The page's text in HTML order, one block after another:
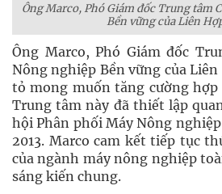
Ông Marco, Phó Giám đốc Trung tâm
Bền vững của Liên
Ông Marco, Phó Giám đốc
Nông nghiệp Bền vững của Liên
tỏ mong muốn tăng cường hợp
Trung tâm này đã thiết lập
hội Phân phối Máy Nông
2013. Marco cam kết tiếp tục
của ngành máy nông nghiệp
sáng kiến chung.